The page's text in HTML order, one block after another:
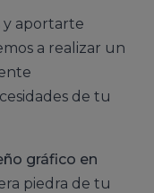
y aportarte
a realizar un
de tu
gráfico en
piedra de tu